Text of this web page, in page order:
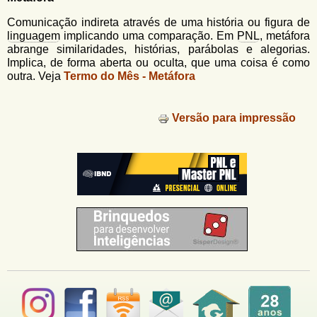
l
á
r
o
G
o
l
f
Comunicação indireta através de uma história ou figura de
linguagem implicando uma comparação. Em PNL, metáfora
abrange similaridades, histórias, parábolas e alegorias.
Implica, de forma aberta ou oculta, que uma coisa é como
outra. Veja Termo do Mês - Metáfora
Versão para impressão